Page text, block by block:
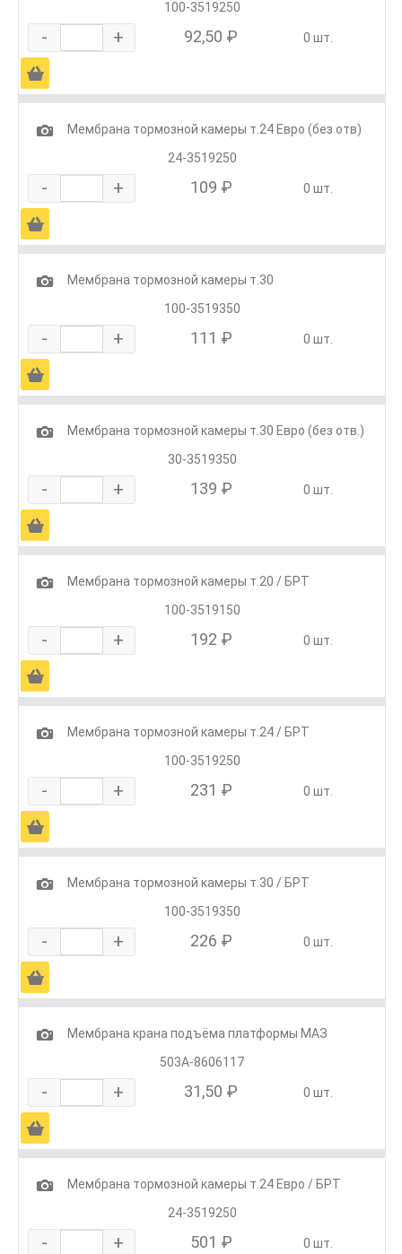
100-3519250
- + 92,50 ₽ 0 шт.
Ä
1
Мембрана тормозной камеры т.24 Евро (без отв)
24-3519250
- + 109 ₽ 0 шт.
Ä
1
Мембрана тормозной камеры т.30
100-3519350
- + 111 ₽ 0 шт.
Ä
1
Мембрана тормозной камеры т.30 Евро (без отв.)
30-3519350
- + 139 ₽ 0 шт.
Ä
1
Мембрана тормозной камеры т.20 / БРТ
100-3519150
- + 192 ₽ 0 шт.
Ä
1
Мембрана тормозной камеры т.24 / БРТ
100-3519250
- + 231 ₽ 0 шт.
Ä
1
Мембрана тормозной камеры т.30 / БРТ
100-3519350
- + 226 ₽ 0 шт.
Ä
1
Мембрана крана подъёма платформы МАЗ
503А-8606117
- + 31,50 ₽ 0 шт.
Ä
1
Мембрана тормозной камеры т.24 Евро / БРТ
24-3519250
- + 501 ₽ 0 шт.